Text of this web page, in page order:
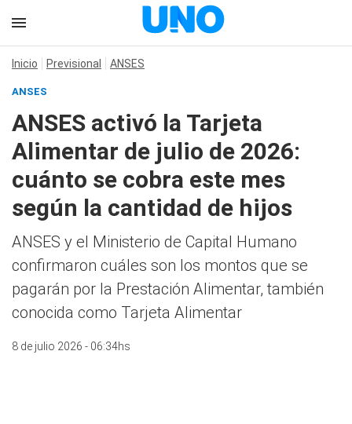
Inicio Previsional ANSES
ANSES
ANSES activó la Tarjeta
Alimentar de julio de 2026:
cuánto se cobra este mes
según la cantidad de hijos
ANSES y el Ministerio de Capital Humano
confirmaron cuáles son los montos que se
pagarán por la Prestación Alimentar, también
conocida como Tarjeta Alimentar
8 de julio 2026 - 06:34hs